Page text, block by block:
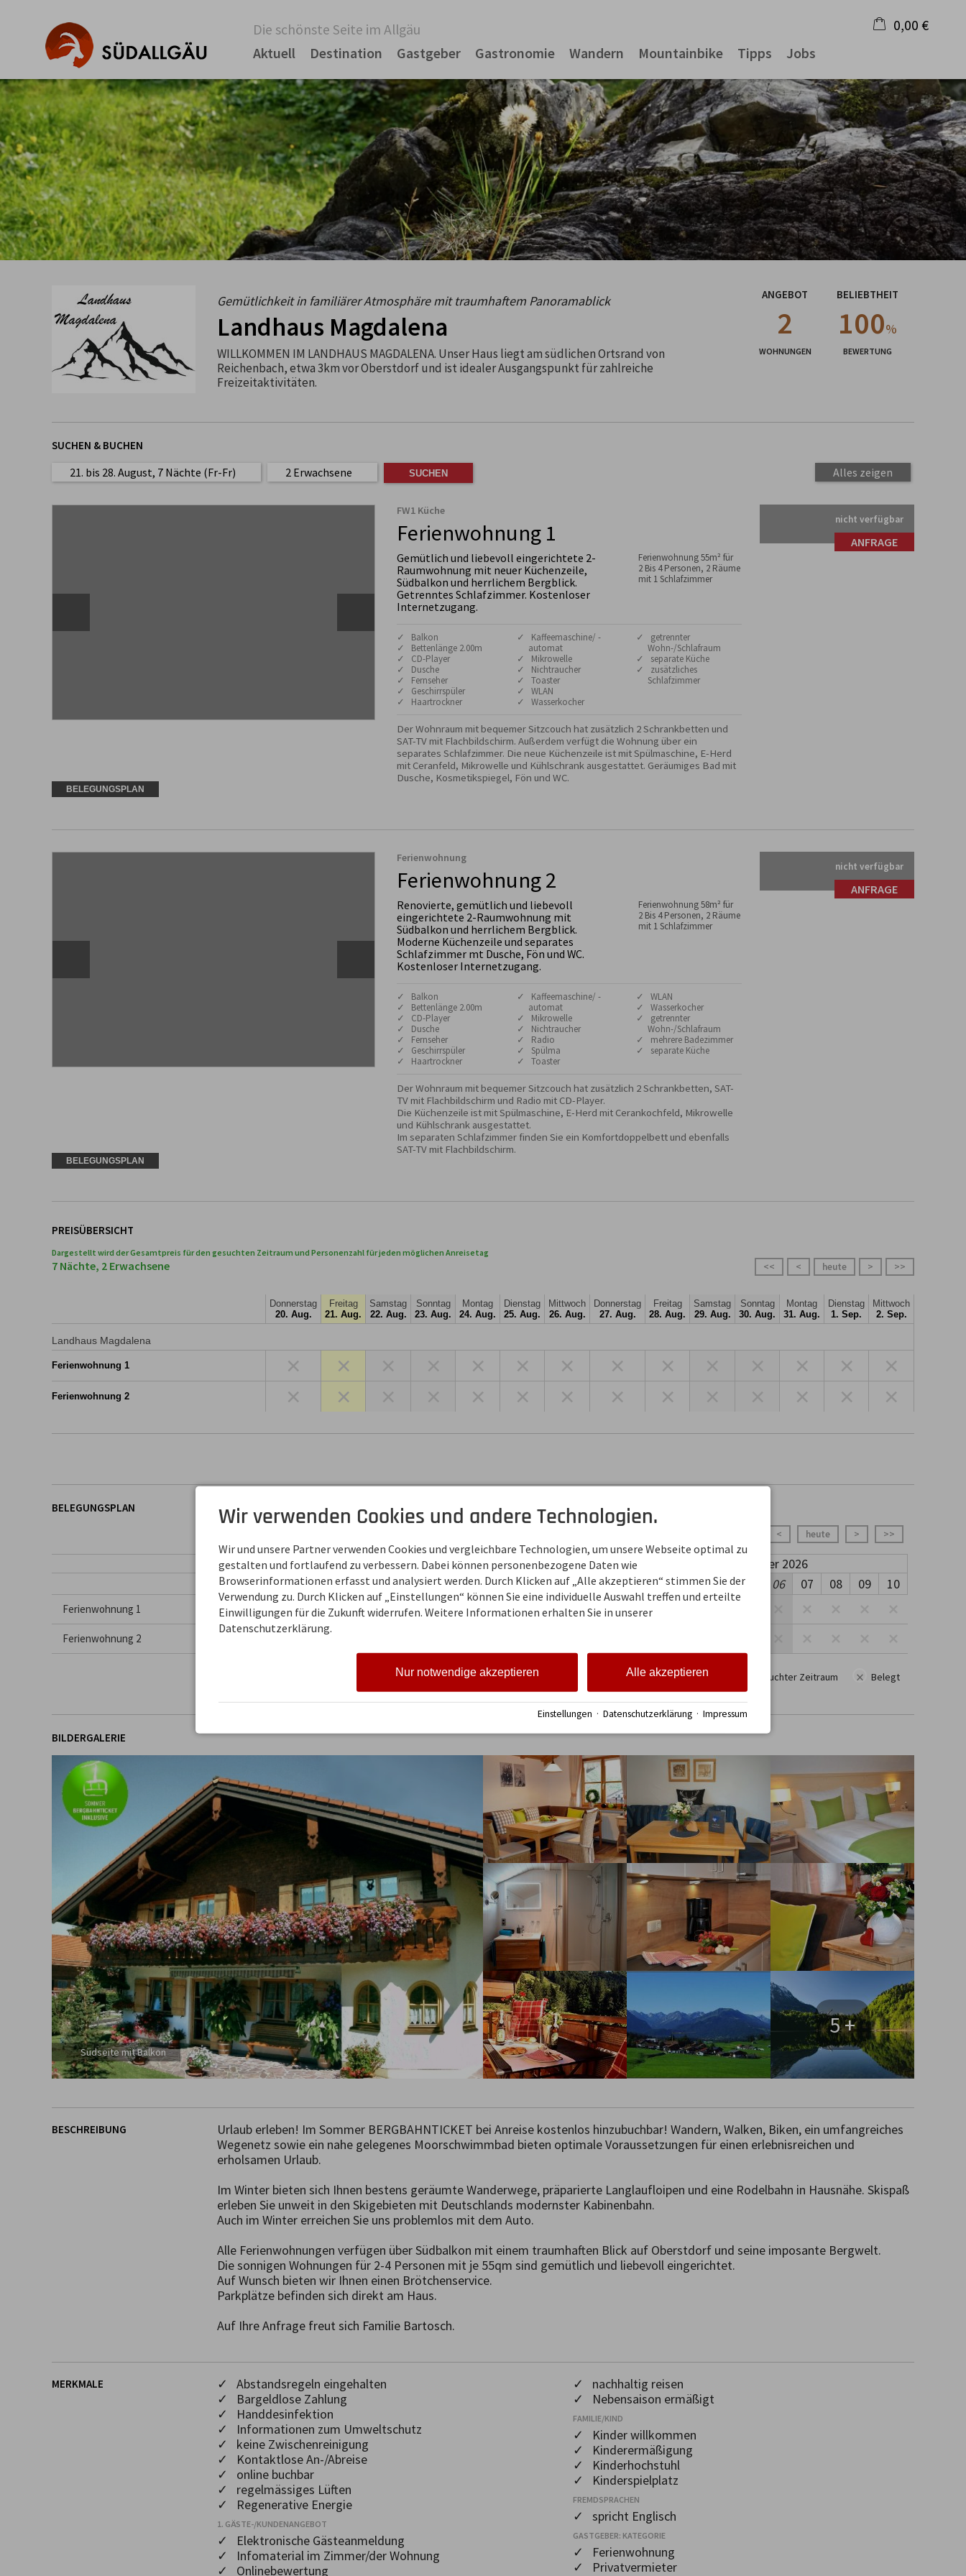
Die schönste Seite im Allgäu
Aktuell
Destination Gastgeber Gastronomie Wandern Mountainbike Tipps Jobs
0,00 €
Warenkorb ist leer
Gemütlichkeit in familiärer Atmosphäre mit traumhaftem Panoramablick
Landhaus Magdalena
WILLKOMMEN IM LANDHAUS MAGDALENA. Unser Haus liegt am südlichen Ortsrand von
Reichenbach, etwa 3km vor Oberstdorf und ist idealer Ausgangspunkt für zahlreiche
Freizeitaktivitäten.
ANGEBOT
2
WOHNUNGEN
BELIEBTHEIT
100%
BEWERTUNG
SUCHEN & BUCHEN
21. bis 28. August, 7 Nächte (Fr-Fr) 2 Erwachsene Alles zeigen
FW1 Küche
Ferienwohnung 1
Gemütlich und liebevoll eingerichtete 2-
Raumwohnung mit neuer Küchenzeile,
Südbalkon und herrlichem Bergblick.
Getrenntes Schlafzimmer. Kostenloser
Internetzugang.
Ferienwohnung 55m² für
2 Bis 4 Personen, 2 Räume
mit 1 Schlafzimmer
✓ Balkon
✓ Bettenlänge 2.00m
✓ CD-Player
✓ Dusche
✓ Fernseher
✓ Geschirrspüler
✓ Haartrockner
✓ Kaffeemaschine/ -
automat
✓ Mikrowelle
✓ Nichtraucher
✓ Toaster
✓ WLAN
✓ Wasserkocher
✓ getrennter
Wohn-/Schlafraum
✓ separate Küche
✓ zusätzliches
Schlafzimmer
Der Wohnraum mit bequemer Sitzcouch hat zusätzlich 2 Schrankbetten und
SAT-TV mit Flachbildschirm. Außerdem verfügt die Wohnung über ein
separates Schlafzimmer. Die neue Küchenzeile ist mit Spülmaschine, E-Herd
mit Ceranfeld, Mikrowelle und Kühlschrank ausgestattet. Geräumiges Bad mit
Dusche, Kosmetikspiegel, Fön und WC.
nicht verfügbar
ANFRAGE
BELEGUNGSPLAN
Ferienwohnung
Ferienwohnung 2
Renovierte, gemütlich und liebevoll
eingerichtete 2-Raumwohnung mit
Südbalkon und herrlichem Bergblick.
Moderne Küchenzeile und separates
Schlafzimmer mt Dusche, Fön und WC.
Kostenloser Internetzugang.
Ferienwohnung 58m² für
2 Bis 4 Personen, 2 Räume
mit 1 Schlafzimmer
✓ Balkon
✓ Bettenlänge 2.00m
✓ CD-Player
✓ Dusche
✓ Fernseher
✓ Geschirrspüler
✓ Haartrockner
✓ Kaffeemaschine/ -
automat
✓ Mikrowelle
✓ Nichtraucher
✓ Radio
✓ Spülma
✓ Toaster
✓ WLAN
✓ Wasserkocher
✓ getrennter
Wohn-/Schlafraum
✓ mehrere Badezimmer
✓ separate Küche
Der Wohnraum mit bequemer Sitzcouch hat zusätzlich 2 Schrankbetten, SAT-
TV mit Flachbildschirm und Radio mit CD-Player.
Die Küchenzeile ist mit Spülmaschine, E-Herd mit Cerankochfeld, Mikrowelle
und Kühlschrank ausgestattet.
Im separaten Schlafzimmer finden Sie ein Komfortdoppelbett und ebenfalls
SAT-TV mit Flachbildschirm.
nicht verfügbar
ANFRAGE
BELEGUNGSPLAN
PREISÜBERSICHT
Dargestellt wird der Gesamtpreis für den gesuchten Zeitraum und Personenzahl für jeden möglichen Anreisetag
7 Nächte, 2 Erwachsene >>
>
heute
<
<<
Donnerstag
20. Aug.
Freitag
21. Aug.
Samstag
22. Aug.
Sonntag
23. Aug.
Montag
24. Aug.
Dienstag
25. Aug.
Mittwoch
26. Aug.
Donnerstag
27. Aug.
Freitag
28. Aug.
Samstag
29. Aug.
Sonntag
30. Aug.
Montag
31. Aug.
Dienstag
1. Sep.
Mittwoch
2. Sep.
Landhaus Magdalena
Ferienwohnung 1 × × × × × × × × × ×
Ferienwohnung 2 × × × × × × × × × ×
BELEGUNGSPLAN
< heute > >>
August 2026
September 2026
18
19 20 21 22 23 24 25 26 27 28 29 30 31 01 02 03 04 05 06 07 08 09 10
Ferienwohnung 1
Ferienwohnung 2
Anreisetage Keine Anreise gesuchter Zeitraum × Belegt
BILDERGALERIE
Südseite mit Balkon
5 +
BESCHREIBUNG
Urlaub erleben! Im Sommer BERGBAHNTICKET bei Anreise kostenlos hinzubuchbar! Wandern, Walken, Biken, ein umfangreiches
Wegenetz sowie ein nahe gelegenes Moorschwimmbad bieten optimale Voraussetzungen für einen erlebnisreichen und
erholsamen Urlaub.
Im Winter bieten sich Ihnen bestens geräumte Wanderwege, präparierte Langlaufloipen und eine Rodelbahn in Hausnähe. Skispaß
erleben Sie unweit in den Skigebieten mit Deutschlands modernster Kabinenbahn.
Auch im Winter erreichen Sie uns problemlos mit dem Auto.
Alle Ferienwohnungen verfügen über Südbalkon mit einem traumhaften Blick auf Oberstdorf und seine imposante Bergwelt.
Die sonnigen Wohnungen für 2-4 Personen mit je 55qm sind gemütlich und liebevoll eingerichtet.
Auf Wunsch bieten wir Ihnen einen Brötchenservice.
Parkplätze befinden sich direkt am Haus.
Auf Ihre Anfrage freut sich Familie Bartosch.
MERKMALE
✓ Abstandsregeln eingehalten
✓ Bargeldlose Zahlung
✓ Handdesinfektion
✓ Informationen zum Umweltschutz
✓ keine Zwischenreinigung
✓ Kontaktlose An-/Abreise
✓ online buchbar
✓ regelmässiges Lüften
✓ Regenerative Energie
1. GÄSTE-/KUNDENANGEBOT
✓ Elektronische Gästeanmeldung
✓ Infomaterial im Zimmer/der Wohnung
✓ Onlinebewertung
✓ nachhaltig reisen
✓ Nebensaison ermäßigt
FAMILIE/KIND
✓ Kinder willkommen
✓ Kinderermäßigung
✓ Kinderhochstuhl
✓ Kinderspielplatz
FREMDSPRACHEN
✓ spricht Englisch
GASTGEBER: KATEGORIE
✓ Ferienwohnung
✓ Privatvermieter
Wir verwenden Cookies und andere Technologien.
Wir und unsere Partner verwenden Cookies und vergleichbare Technologien, um unsere Webseite optimal zu
gestalten und fortlaufend zu verbessern. Dabei können personenbezogene Daten wie
Browserinformationen erfasst und analysiert werden. Durch Klicken auf „Alle akzeptieren“ stimmen Sie der
Verwendung zu. Durch Klicken auf „Einstellungen“ können Sie eine individuelle Auswahl treffen und erteilte
Einwilligungen für die Zukunft widerrufen. Weitere Informationen erhalten Sie in unserer
Datenschutzerklärung.
Alle akzeptieren
Nur notwendige akzeptieren
Einstellungen · Datenschutzerklärung · Impressum